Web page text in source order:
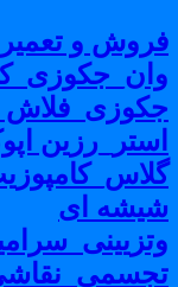
و تعمیر
ای